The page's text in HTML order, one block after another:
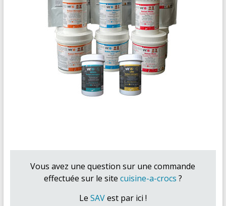
Vous avez une question sur une commande
effectuée sur le site cuisine-a-crocs ?
Le SAVest par ici !